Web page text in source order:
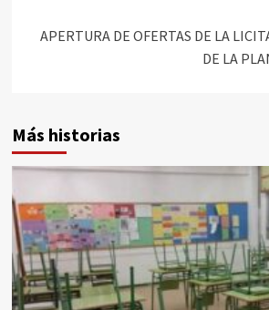
APERTURA DE OFERTAS DE LA
DE LA
Más historias